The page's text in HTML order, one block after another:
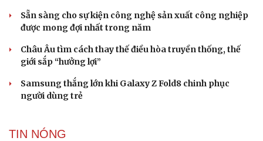
Sẵn sàng cho sự kiện công nghệ sản xuất công nghiệp
được mong đợi nhất trong năm
Châu Âu tìm cách thay thế điều hòa truyền thống, thế
giới sắp “hưởng lợi”
Samsung thắng lớn khi Galaxy Z Fold8 chinh phục
người dùng trẻ
TIN NÓNG